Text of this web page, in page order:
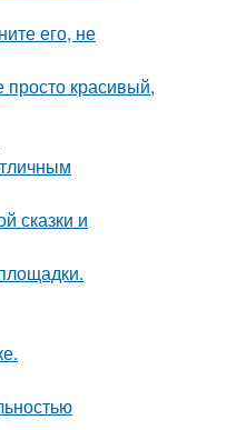
его, не
красивый,
сказки и